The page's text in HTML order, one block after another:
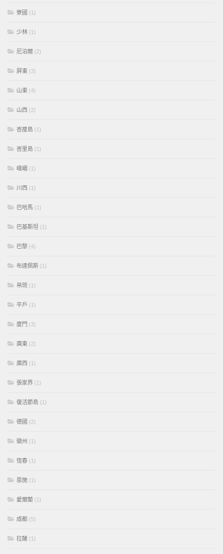
寮國 (1)
少林 (1)
尼泊爾 (2)
屏東 (3)
山東 (4)
山西 (2)
峇厘島 (1)
峇里島 (1)
峨嵋 (1)
川西 (1)
巴哈馬 (1)
巴基斯坦 (1)
巴黎 (4)
布達佩斯 (1)
帛琉 (1)
平戶 (1)
廈門 (3)
廣東 (2)
廣西 (1)
張家界 (1)
復活節島 (1)
德國 (2)
徽州 (1)
恆春 (1)
恩施 (1)
愛爾蘭 (1)
成都 (5)
拉薩 (1)